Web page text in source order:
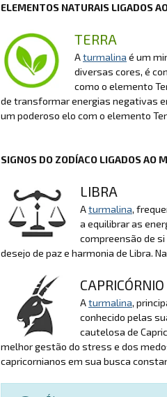
ELEMENTOS NATURAIS LIGADOS
TERRA
Aturmalina é um
diversas cores, é
como o elemento
de transformar energias negativas
um poderoso elo com o elemento
SIGNOS DO ZODÍACO LIGADOS AO
LIBRA
Aturmalina,
a equilibrar as
compreensão de
desejo de paz e harmonia de Libra.
CAPRICÓRNIO
Aturmalina,
conhecido pelas
cautelosa de
melhor gestão do stress e dos
capricornianos em sua busca